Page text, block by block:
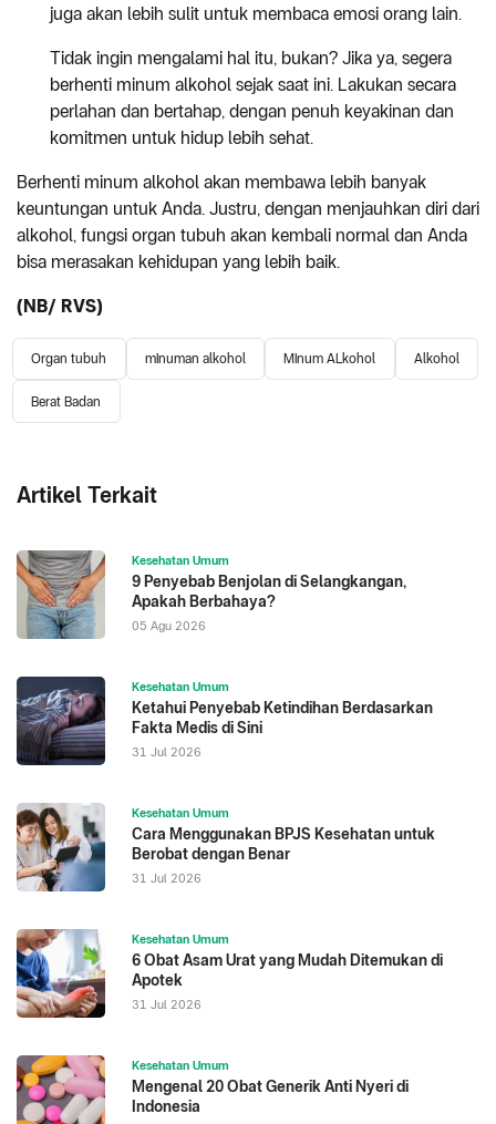
juga akan lebih sulit untuk membaca emosi orang lain.
Tidak ingin mengalami hal itu, bukan? Jika ya, segera
berhenti minum alkohol sejak saat ini. Lakukan secara
perlahan dan bertahap, dengan penuh keyakinan dan
komitmen untuk hidup lebih sehat.
Berhenti minum alkohol akan membawa lebih banyak
keuntungan untuk Anda. Justru, dengan menjauhkan diri dari
alkohol, fungsi organ tubuh akan kembali normal dan Anda
bisa merasakan kehidupan yang lebih baik.
(NB/ RVS)
Organ tubuh minuman alkohol Minum ALkohol Alkohol
Berat Badan
Artikel Terkait
Kesehatan Umum
9 Penyebab Benjolan di Selangkangan,
Apakah Berbahaya?
05 Agu 2026
Kesehatan Umum
Ketahui Penyebab Ketindihan Berdasarkan
Fakta Medis di Sini
31 Jul 2026
Kesehatan Umum
Cara Menggunakan BPJS Kesehatan untuk
Berobat dengan Benar
31 Jul 2026
Kesehatan Umum
6 Obat Asam Urat yang Mudah Ditemukan di
Apotek
31 Jul 2026
Kesehatan Umum
Mengenal 20 Obat Generik Anti Nyeri di
Indonesia